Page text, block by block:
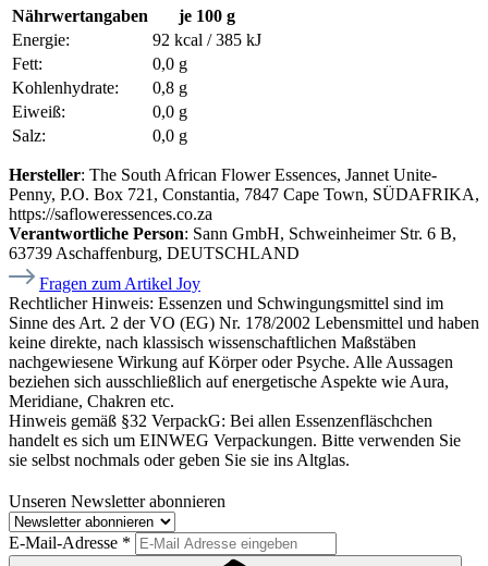
Nährwertangaben
je 100 g
Energie:
92 kcal / 385 kJ
Fett:
0,0 g
Kohlenhydrate:
0,8 g
Eiweiß:
0,0 g
Salz:
0,0 g
Hersteller: The South African Flower Essences, Jannet Unite-
Penny, P.O. Box 721, Constantia, 7847 Cape Town, SÜDAFRIKA,
https://safloweressences.co.za
Verantwortliche Person: Sann GmbH, Schweinheimer Str. 6 B,
63739 Aschaffenburg, DEUTSCHLAND
Fragen zum Artikel Joy
Rechtlicher Hinweis: Essenzen und Schwingungsmittel sind im
Sinne des Art. 2 der VO (EG) Nr. 178/2002 Lebensmittel und haben
keine direkte, nach klassisch wissenschaftlichen Maßstäben
nachgewiesene Wirkung auf Körper oder Psyche. Alle Aussagen
beziehen sich ausschließlich auf energetische Aspekte wie Aura,
Meridiane, Chakren etc.
Hinweis gemäß §32 VerpackG: Bei allen Essenzenfläschchen
handelt es sich um EINWEG Verpackungen. Bitte verwenden Sie
sie selbst nochmals oder geben Sie sie ins Altglas.
Unseren Newsletter abonnieren
E-Mail-Adresse *